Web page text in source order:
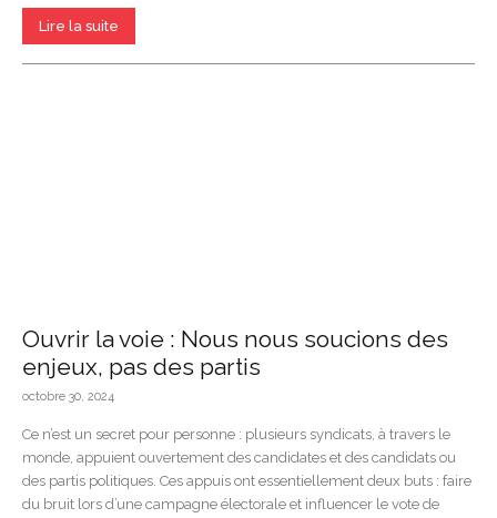
Lire la suite
Ouvrir la voie : Nous nous soucions des
enjeux, pas des partis
octobre 30, 2024
Ce n’est un secret pour personne : plusieurs syndicats, à travers le
monde, appuient ouvertement des candidates et des candidats ou
des partis politiques. Ces appuis ont essentiellement deux buts : faire
du bruit lors d’une campagne électorale et influencer le vote de